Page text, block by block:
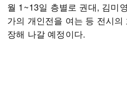
월 1~13일 층별로 권대, 김미
가의 개인전을 여는 등 전시
장해 나갈 예정이다.